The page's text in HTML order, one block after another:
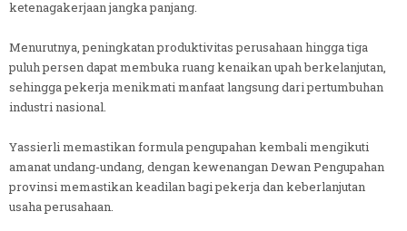
ketenagakerjaan jangka panjang.
Menurutnya, peningkatan produktivitas perusahaan hingga tiga
puluh persen dapat membuka ruang kenaikan upah berkelanjutan,
sehingga pekerja menikmati manfaat langsung dari pertumbuhan
industri nasional.
Yassierli memastikan formula pengupahan kembali mengikuti
amanat undang-undang, dengan kewenangan Dewan Pengupahan
provinsi memastikan keadilan bagi pekerja dan keberlanjutan
usaha perusahaan.